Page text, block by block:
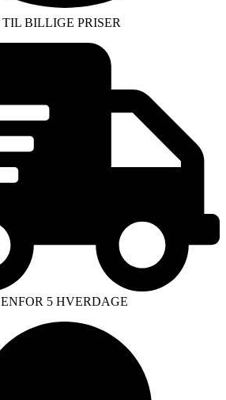
BILLIGE PRISER
5 HVERDAGE